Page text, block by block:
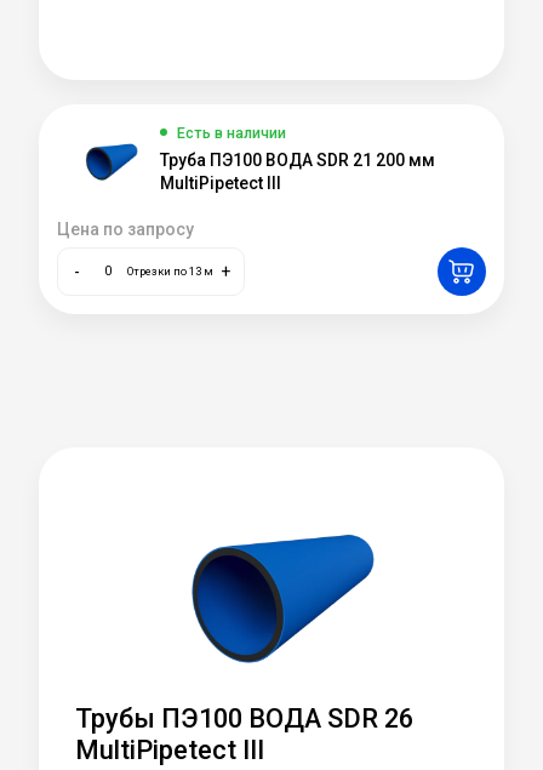
Есть в наличии
Труба ПЭ100 ВОДА SDR 21 200 мм
MultiPipetect III
Цена по запросу
- Отрезки по 13 м +
Трубы ПЭ100 ВОДА SDR 26
MultiPipetect III